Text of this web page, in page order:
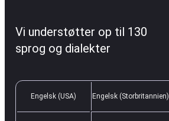
Vi understøtter op til 130
sprog og dialekter
Engelsk (USA) Engelsk (Storbritannien)